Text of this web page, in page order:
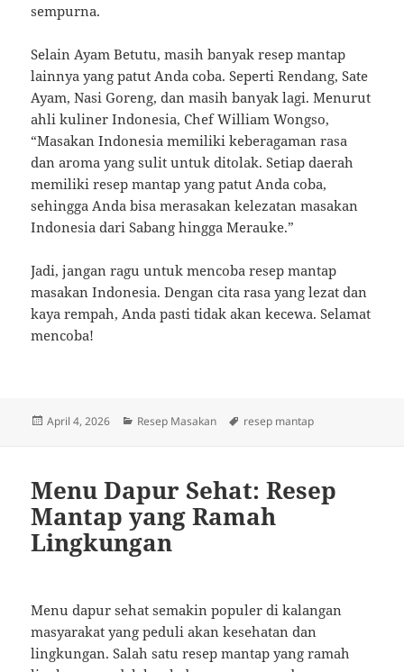
sempurna.
Selain Ayam Betutu, masih banyak resep mantap
lainnya yang patut Anda coba. Seperti Rendang, Sate
Ayam, Nasi Goreng, dan masih banyak lagi. Menurut
ahli kuliner Indonesia, Chef William Wongso,
“Masakan Indonesia memiliki keberagaman rasa
dan aroma yang sulit untuk ditolak. Setiap daerah
memiliki resep mantap yang patut Anda coba,
sehingga Anda bisa merasakan kelezatan masakan
Indonesia dari Sabang hingga Merauke.”
Jadi, jangan ragu untuk mencoba resep mantap
masakan Indonesia. Dengan cita rasa yang lezat dan
kaya rempah, Anda pasti tidak akan kecewa. Selamat
mencoba!
Posted
April 4, 2026 Categories
Resep Masakan Tags
resep mantap
Menu Dapur Sehat: Resep
Mantap yang Ramah
Lingkungan
Menu dapur sehat semakin populer di kalangan
masyarakat yang peduli akan kesehatan dan
lingkungan. Salah satu resep mantap yang ramah